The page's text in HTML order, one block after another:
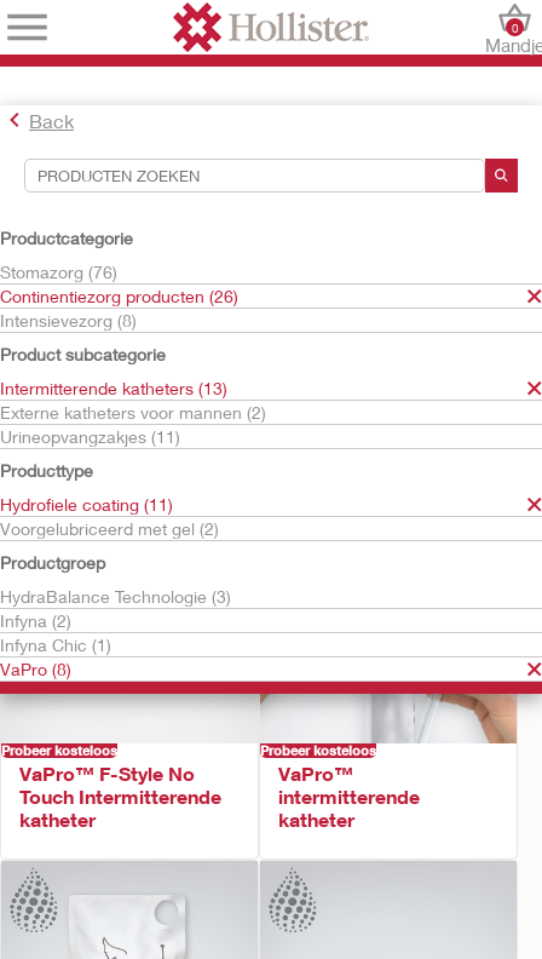
0
Back
Productcategorie
Stomazorg (76)
Continentiezorg producten (26)
Intensievezorg (8)
Product subcategorie
Intermitterende katheters (13)
Externe katheters voor mannen (2)
Urineopvangzakjes (11)
Producttype
Hydrofiele coating (11)
Voorgelubriceerd met gel (2)
Productgroep
HydraBalance Technologie (3)
Infyna (2)
Infyna Chic (1)
VaPro (8)
Hulpmiddelen voor zoekopdrachten
Uw selecties:
Continentiezorg producten
Intermitterende katheters
Hydrofiele coating
VaPro
Uw selectie komt overeen met
Sorteren op:
Probeer kosteloos
VaPro™ F-Style No
Touch Intermitterende
katheter
Probeer kosteloos
VaPro™
intermitterende
katheter